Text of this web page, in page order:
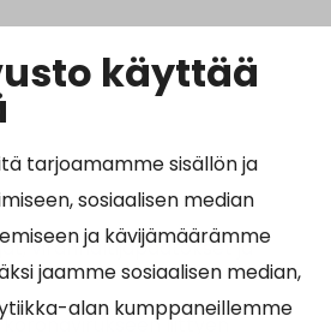
käyttää
tarjoamamme sisällön ja
sosiaalisen median
ja kävijämäärämme
jaamme sosiaalisen median,
alan kumppaneillemme
viranhaltijapäätökset ja
liittyen